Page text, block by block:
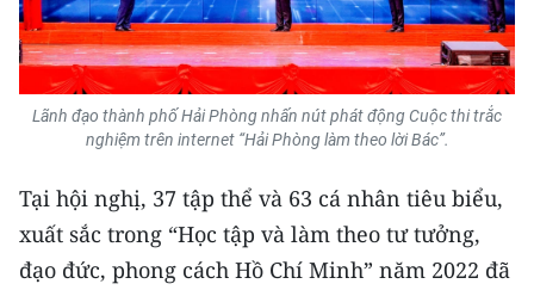
Lãnh đạo thành phố Hải Phòng nhấn nút phát động Cuộc thi trắc
nghiệm trên internet “Hải Phòng làm theo lời Bác”.
Tại hội nghị, 37 tập thể và 63 cá nhân tiêu biểu,
xuất sắc trong “Học tập và làm theo tư tưởng,
đạo đức, phong cách Hồ Chí Minh” năm 2022 đã